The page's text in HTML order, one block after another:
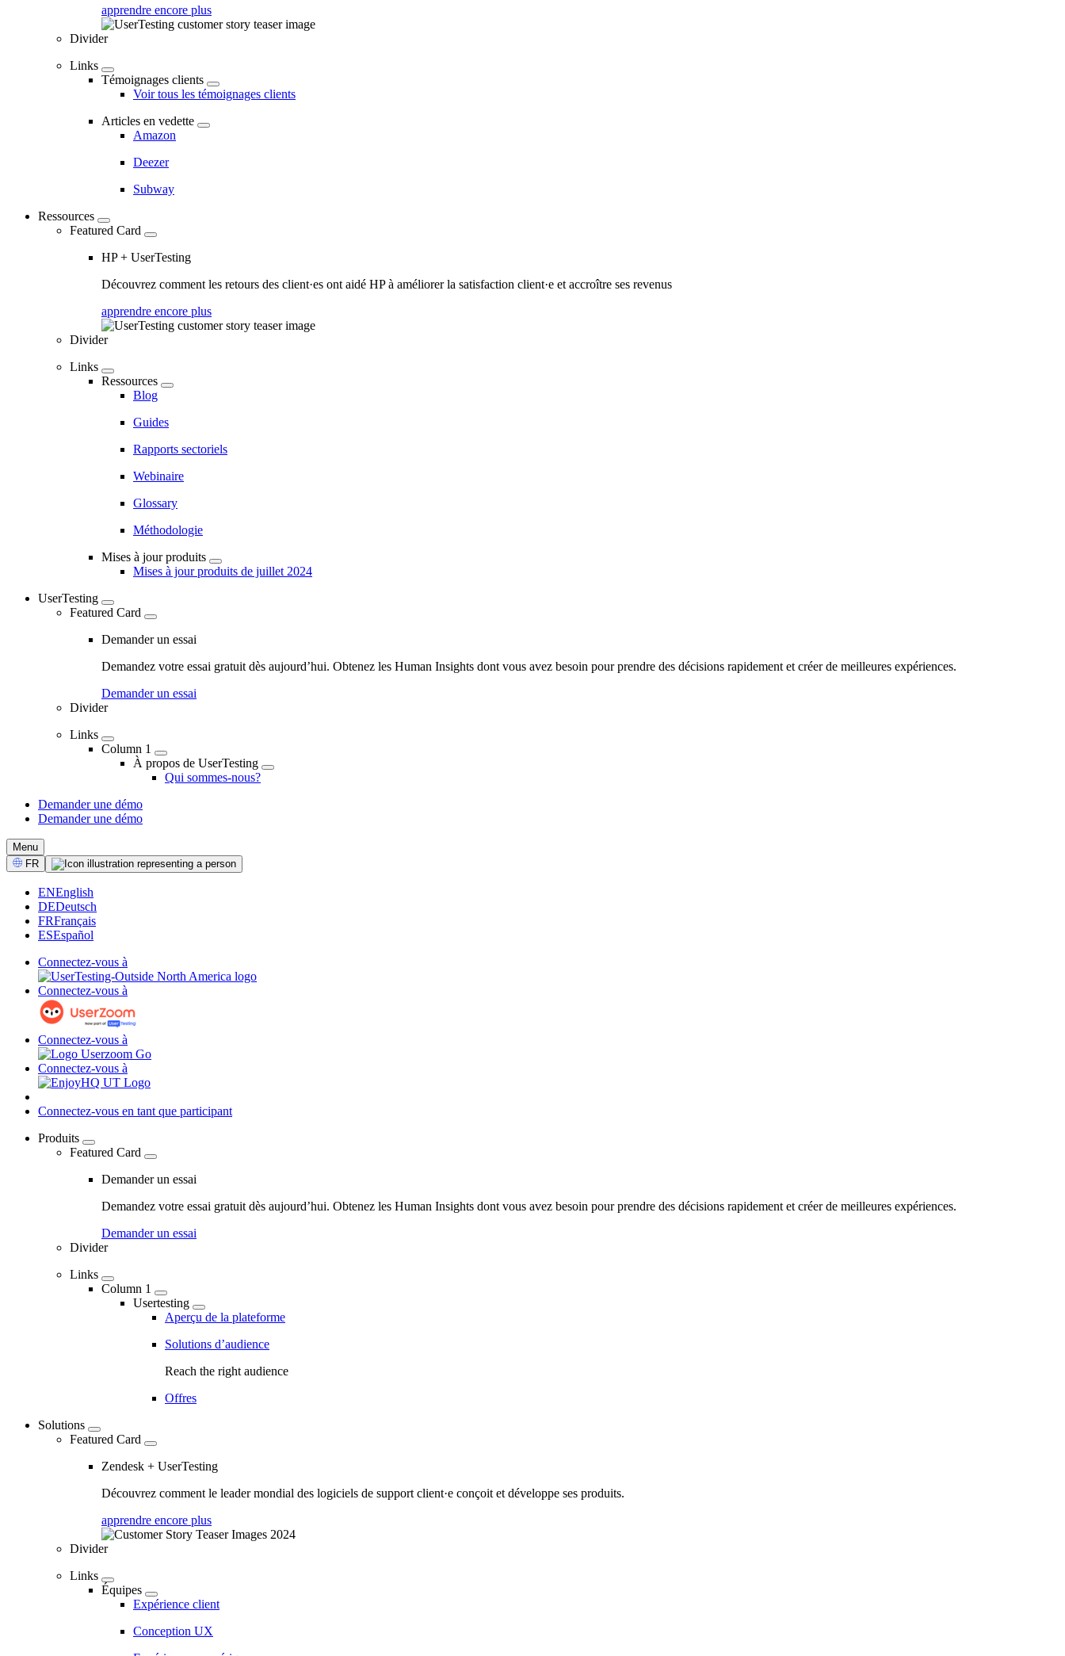
apprendre encore plus
Divider
Links
Témoignages clients
Voir tous les témoignages clients
Articles en vedette
Amazon
Deezer
Subway
Ressources
Featured Card
HP + UserTesting
Découvrez comment les retours des client·es ont aidé HP à améliorer la satisfaction client·e et accroître ses revenus
apprendre encore plus
Divider
Links
Ressources
Blog
Guides
Rapports sectoriels
Webinaire
Glossary
Méthodologie
Mises à jour produits
Mises à jour produits de juillet 2024
UserTesting
Featured Card
Demander un essai
Demandez votre essai gratuit dès aujourd’hui. Obtenez les Human Insights dont vous avez besoin pour prendre des décisions rapidement et créer de meilleures expériences.
Demander un essai
Divider
Links
Column 1
À propos de UserTesting
Qui sommes-nous?
CTA
Demander une démo
Demander une démo
Menu
Select
Language
FR
ENEnglish
DEDeutsch
FRFrançais
ESEspañol
Connectez-vous à
Connectez-vous à
Connectez-vous à
Connectez-vous à
Connectez-vous en tant que participant
navigation
Produits
Featured Card
Demander un essai
Demandez votre essai gratuit dès aujourd’hui. Obtenez les Human Insights dont vous avez besoin pour prendre des décisions rapidement et créer de meilleures expériences.
Demander un essai
Divider
Links
Column 1
Usertesting
Aperçu de la plateforme
Solutions d’audience
Reach the right audience
Offres
Solutions
Featured Card
Zendesk + UserTesting
Découvrez comment le leader mondial des logiciels de support client·e conçoit et développe ses produits.
apprendre encore plus
Divider
Links
Équipes
Expérience client
Conception UX